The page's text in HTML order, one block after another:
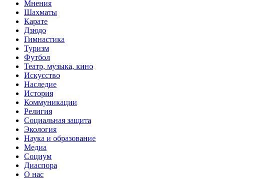
Мнения
Шахматы
Карате
Дзюдо
Гимнастика
Туризм
Футбол
Театр, музыка, кино
Искусство
Наследие
История
Коммуникации
Религия
Социальная защита
Экология
Наука и образование
Медиа
Социум
Диаспора
О нас